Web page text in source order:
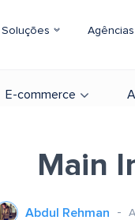
Soluções Agências
E-commerce
Main
Abdul Rehman